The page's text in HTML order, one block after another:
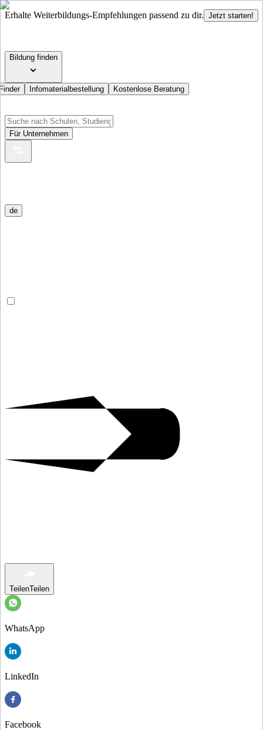
Erhalte Weiterbildungs-Empfehlungen passend zu dir. Jetzt starten!
Bildung finden
Infomaterialbestellung Kostenlose Beratung
Für Unternehmen
de
TeilenTeilen
WhatsApp
LinkedIn
Facebook